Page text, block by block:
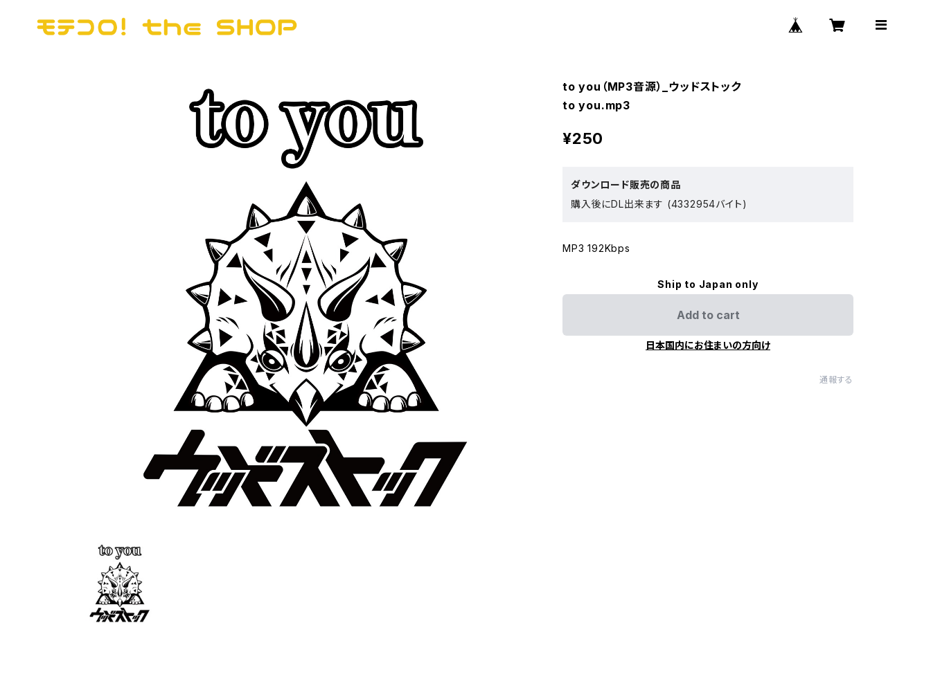
to you（MP3音源）_ウッドストック
to you.mp3
¥250
ダウンロード販売の商品
購入後にDL出来ます (4332954バイト)
MP3 192Kbps
Ship to Japan only
Add to cart
日本国内にお住まいの方向け
通報する